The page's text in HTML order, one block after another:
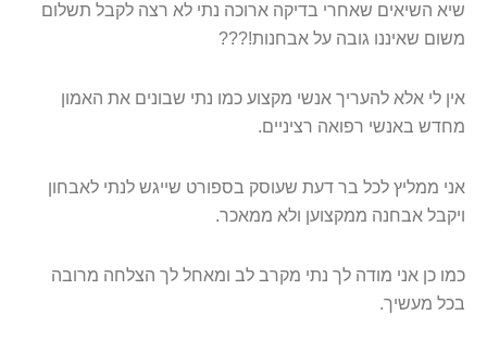
שיא השיאים שאחרי בדיקה ארוכה נתי לא רצה לקבל תשלום
משום שאיננו גובה על אבחנות???!
אין לי אלא להעריך אנשי מקצוע כמו נתי שבונים את האמון
מחדש באנשי רפואה רציניים.
אני ממליץ לכל בר דעת שעוסק בספורט שייגש לנתי לאבחון
ויקבל אבחנה ממקצוען ולא ממאכר.
כמו כן אני מודה לך נתי מקרב לב ומאחל לך הצלחה מרובה
בכל מעשיך.